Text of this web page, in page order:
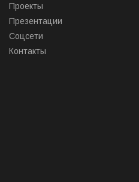
Проекты
Презентации
Соцсети
Контакты